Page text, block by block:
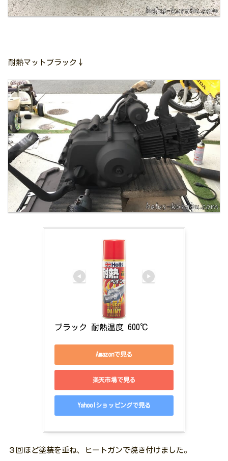
耐熱マットブラック↓
ブラック 耐熱温度 600℃
Amazonで見る
楽天市場で見る
Yahoo!ショッピングで見る
３回ほど塗装を重ね、ヒートガンで焼き付けました。